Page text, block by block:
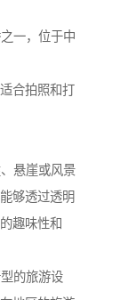
一，位于中
合拍照和打
悬崖或风景
够透过透明
趣味性和
的旅游设